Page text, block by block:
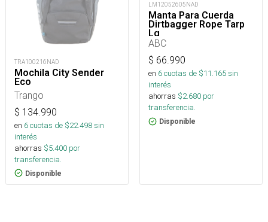
TRA100216NAD
Mochila City Sender
Eco
Trango
$ 134.990
en 6cuotas de $22.498sin
interés
ahorras $5.400 por
transferencia.
Disponible
LM12052605NAD
Manta Para Cuerda
Dirtbagger Rope Tarp
Lg
ABC
$ 66.990
en 6cuotas de $11.165sin
interés
ahorras $2.680 por
transferencia.
Disponible